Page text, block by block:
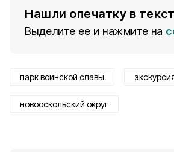
Нашли опечатку в
Выделите ее и нажмите на
парк воинской славы
новооскольский округ